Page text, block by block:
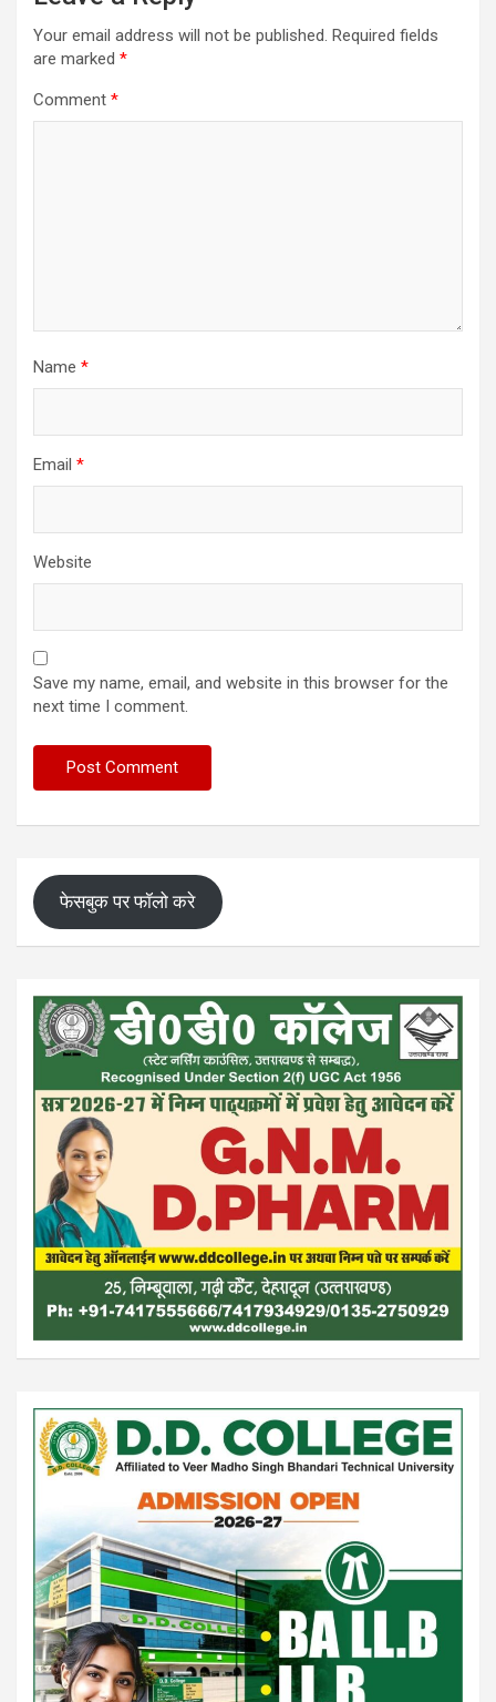
Your email address will not be published. Required fields
are marked *
Comment *
Name *
Email *
Website
Save my name, email, and website in this browser for the
next time I comment.
फेसबुक पर फॉलो करे